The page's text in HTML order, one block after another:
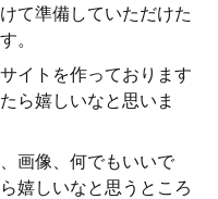
て準備していただけた
。
イトを作っております
ら嬉しいなと思いま
画像、何でもいいで
嬉しいなと思うところ